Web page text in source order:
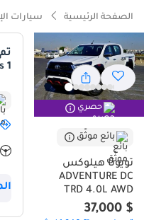
الصفحة الرئيسية سيارات
حصري
بائع موثّق
تويوتا هيلوكس
ADVENTURE DC
TRD 4.0L AWD
$ 37,000
1
مصمم خصيصًا للطرق الوعرة
أقل معدل استهلاك في فئته
تصنيف السلامة 5 نجوم من NCAP
ملخص
وقيمة إعادة البيع في سوق دول
الأبيض الخارجي المرغوب، وهي
بشكل أفضل من معظم السيارات